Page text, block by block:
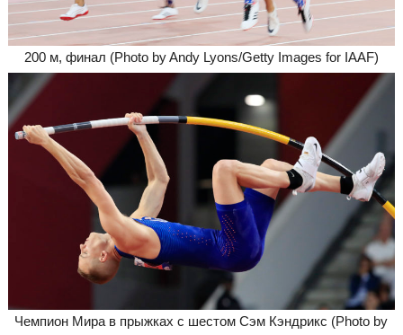
200 м, финал (Photo by Andy Lyons/Getty Images for IAAF)
Чемпион Мира в прыжках с шестом Сэм Кэндрикс (Photo by